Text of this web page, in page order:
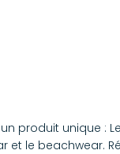
produit unique :
le beachwear.